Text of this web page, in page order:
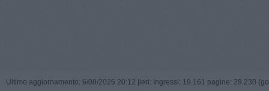
Ultimo aggiornamento: 6/08/2026 20:12 | ieri: Ingressi: 19.161 pagine: 28.230